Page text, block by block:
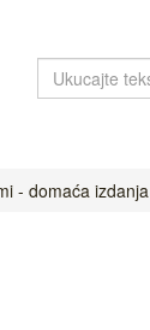
- domaća izdanja